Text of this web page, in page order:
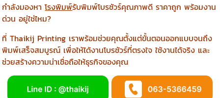
กำลังมองหาโรงพิมพ์รับพิมพ์โบรชัวร์คุณภาพดี ราคาถูก พร้อมงาน
ด่วน อยู่ใช่ไหม?
ที่ Thaikij Printing เราพร้อมช่วยคุณตั้งแต่ขั้นตอนออกแบบจนถึง
พิมพ์เสร็จสมบูรณ์ เพื่อให้ได้งานโบรชัวร์ที่ตรงใจ ใช้งานได้จริง และ
ช่วยสร้างความน่าเชื่อถือให้ธุรกิจของคุณ